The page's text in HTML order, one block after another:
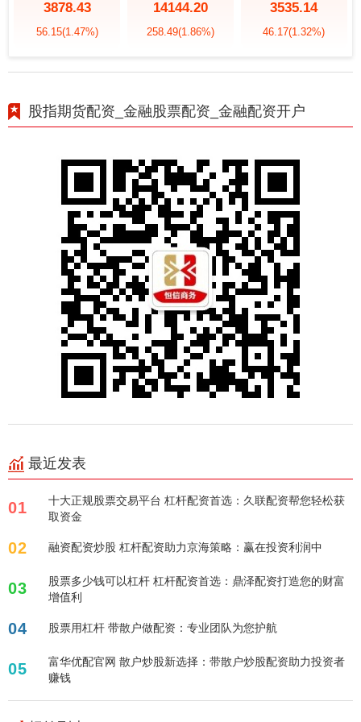
3878.43
56.15(1.47%)
14144.20
258.49(1.86%)
3535.14
46.17(1.32%)
股指期货配资_金融股票配资_金融配资开户
最近发表
01
十大正规股票交易平台 杠杆配资首选：久联配资帮您轻松获
取资金
02 融资配资炒股 杠杆配资助力京海策略：赢在投资利润中
03
股票多少钱可以杠杆 杠杆配资首选：鼎泽配资打造您的财富
增值利
04 股票用杠杆 带散户做配资：专业团队为您护航
05
富华优配官网 散户炒股新选择：带散户炒股配资助力投资者
赚钱